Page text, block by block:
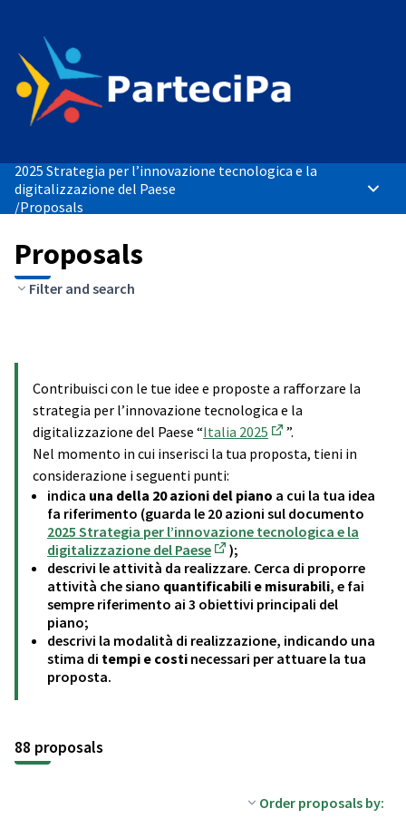
2025 Strategia per l’innovazione tecnologica e la
digitalizzazione del Paese
/Proposals
Main
Proposals
Filter and search
Contribuisci con le tue idee e proposte a rafforzare la
strategia per l’innovazione tecnologica e la
digitalizzazione del Paese “Italia 2025
(External link)
”.
Nel momento in cui inserisci la tua proposta, tieni in
considerazione i seguenti punti:
indica una della 20 azioni del piano a cui la tua idea
fa riferimento (guarda le 20 azioni sul documento
2025 Strategia per l’innovazione tecnologica e la
digitalizzazione del Paese
(External link)
);
descrivi le attività da realizzare. Cerca di proporre
attività che siano quantificabili e misurabili, e fai
sempre riferimento ai 3 obiettivi principali del
piano;
descrivi la modalità di realizzazione, indicando una
stima di tempi e costi necessari per attuare la tua
proposta.
88 proposals
Order proposals by: